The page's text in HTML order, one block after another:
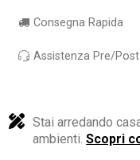
Consegna Rapida
Assistenza Pre/
Stai arredando
ambienti.Scopri